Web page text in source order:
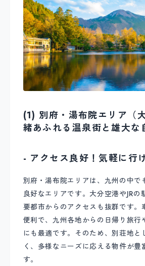
(1) 別府・湯布院エリア（
緒あふれる温泉街と雄大な
- アクセス良好！気軽に行
別府・湯布院エリアは、九州の中で
良好なエリアです。大分空港やJRの
要都市からのアクセスも抜群です。
便利で、九州各地からの日帰り旅行
にも最適です。そのため、別荘地と
く、多様なニーズに応える物件が豊
す。